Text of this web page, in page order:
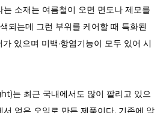
소재는 여름철이 오면 면도나 제모를
되는데 그런 부위를 케어할 때 특화된
있으며 미백·항염기능이 모두 있어 시
는 최근 국내에서도 많이 팔리고 있으
얻은 오일로 만든 제품이다. 기존에 알